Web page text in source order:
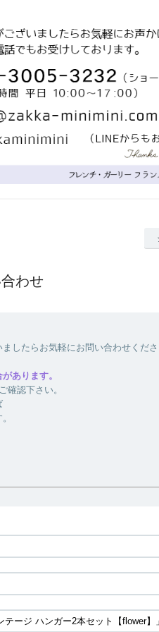
わせ
したらお気軽にお問い合わせくだ
あります。
確認下さい。